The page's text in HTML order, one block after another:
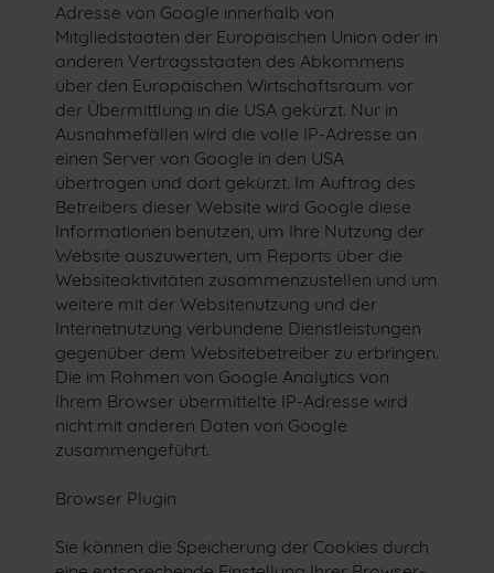
Adresse von Google innerhalb von
Mitgliedstaaten der Europäischen Union oder in
anderen Vertragsstaaten des Abkommens
über den Europäischen Wirtschaftsraum vor
der Übermittlung in die USA gekürzt. Nur in
Ausnahmefällen wird die volle IP-Adresse an
einen Server von Google in den USA
übertragen und dort gekürzt. Im Auftrag des
Betreibers dieser Website wird Google diese
Informationen benutzen, um Ihre Nutzung der
Website auszuwerten, um Reports über die
Websiteaktivitäten zusammenzustellen und um
weitere mit der Websitenutzung und der
Internetnutzung verbundene Dienstleistungen
gegenüber dem Websitebetreiber zu erbringen.
Die im Rahmen von Google Analytics von
Ihrem Browser übermittelte IP-Adresse wird
nicht mit anderen Daten von Google
zusammengeführt.
Browser Plugin
Sie können die Speicherung der Cookies durch